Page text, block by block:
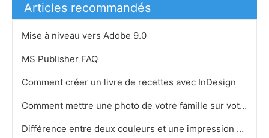
Articles recommandés
Mise à niveau vers Adobe 9.0
MS Publisher FAQ
Comment créer un livre de recettes avec InDesign
Comment mettre une photo de votre famille sur votre écran d' ordinateur
Différence entre deux couleurs et une impression en quadrichromie